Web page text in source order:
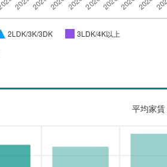
2LDK/3K/3DK
3LDK/4K以上
平均家賃